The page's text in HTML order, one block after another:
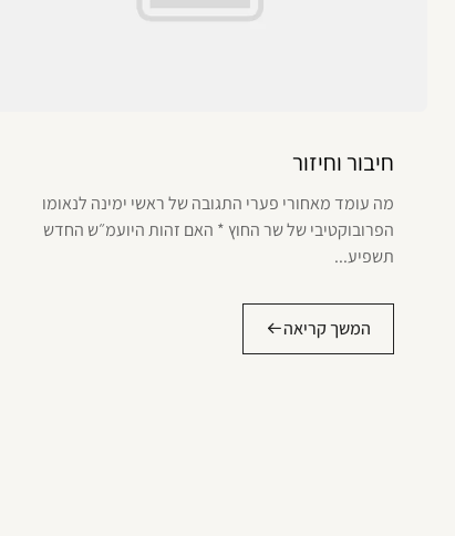
חיבור וחיזור
מה עומד מאחורי פערי התגובה של ראשי ימינה לנאומו
הפרובוקטיבי של שר החוץ * האם זהות היועמ״ש החדש
תשפיע...
המשך קריאה